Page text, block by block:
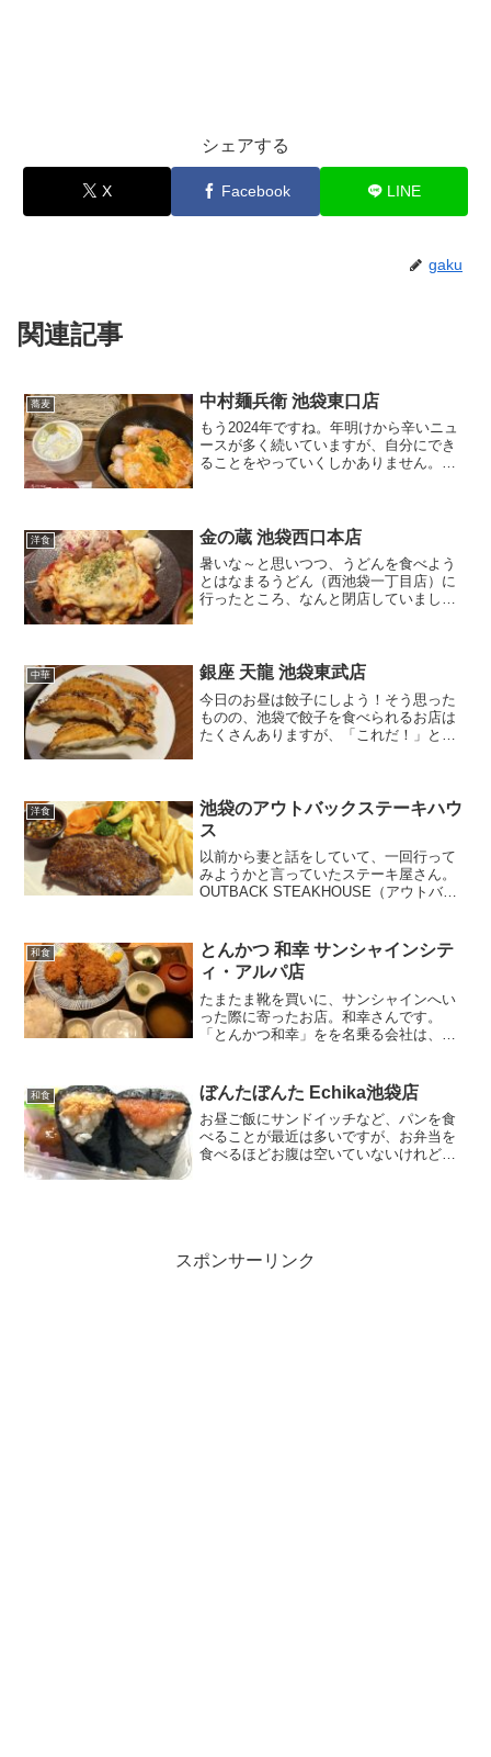
シェアする
X Facebook LINE
gaku
関連記事
蕎麦 中村麺兵衛 池袋東口店
もう2024年ですね。年明けから辛いニュ
ースが多く続いていますが、自分にでき
ることをやっていくしかありません。今
口店です。池袋駅の東...
洋食 金の蔵 池袋西口本店
暑いな～と思いつつ、うどんを食べよう
とはなまるうどん（西池袋一丁目店）に
行ったところ、なんと閉店していまし
居酒屋ランチを食べることにし...
中華 銀座 天龍 池袋東武店
今日のお昼は餃子にしよう！そう思った
ものの、池袋で餃子を食べられるお店は
たくさんありますが、「これだ！」とい
で、もう1店の方。雨に濡れ...
洋食
池袋のアウトバックステーキハウ
ス
以前から妻と話をしていて、一回行って
みようかと言っていたステーキ屋さん。
OUTBACK STEAKHOUSE（アウトバッ
きたのがもう10年ぐらい前だったか。池
袋でステー...
和食
とんかつ 和幸 サンシャインシテ
ィ・アルパ店
たまたま靴を買いに、サンシャインへい
った際に寄ったお店。和幸さんです。
「とんかつ和幸」をを名乗る会社は、和
ですので、一消費者としてはもう気にし
ないことにしました。今日...
和食 ぼんたぼんた Echika池袋店
お昼ご飯にサンドイッチなど、パンを食
べることが最近は多いですが、お弁当を
食べるほどお腹は空いていないけれど
スポンサーリンク